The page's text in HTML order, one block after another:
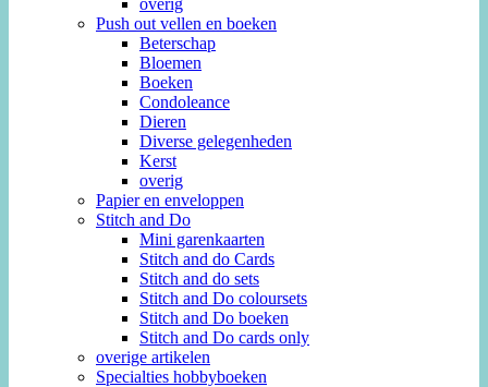
overig
Push out vellen en boeken
Beterschap
Bloemen
Boeken
Condoleance
Dieren
Diverse gelegenheden
Kerst
overig
Papier en enveloppen
Stitch and Do
Mini garenkaarten
Stitch and do Cards
Stitch and do sets
Stitch and Do coloursets
Stitch and Do boeken
Stitch and Do cards only
overige artikelen
Specialties hobbyboeken